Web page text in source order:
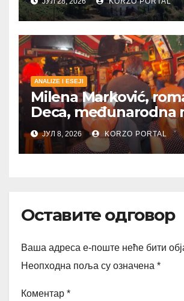
ANALIZE I ESEJI
Milena Marković,
Deca, međunarodna
ЈУЛ 8, 2026 KORZO PORTAL
Оставите одговор
Ваша адреса е-поште неће бити
Неопходна поља су означена *
Коментар *